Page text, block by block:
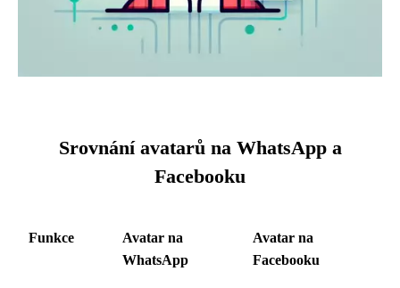
Srovnání avatarů na WhatsApp a
Facebooku
Funkce
Avatar na
WhatsApp
Avatar na
Facebooku